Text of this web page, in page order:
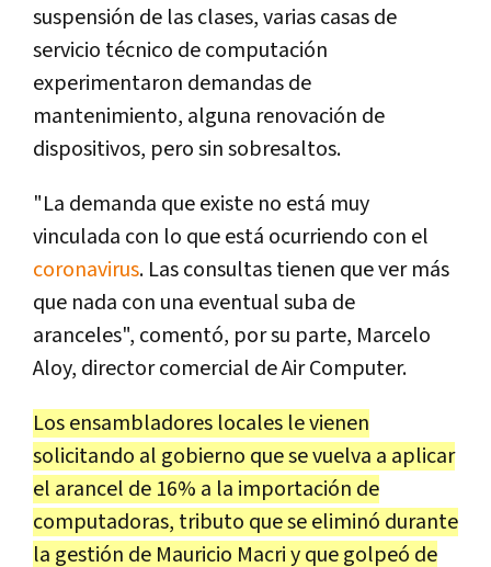
suspensión de las clases, varias casas de
servicio técnico de computación
experimentaron demandas de
mantenimiento, alguna renovación de
dispositivos, pero sin sobresaltos.
"La demanda que existe no está muy
vinculada con lo que está ocurriendo con el
coronavirus. Las consultas tienen que ver más
que nada con una eventual suba de
aranceles", comentó, por su parte, Marcelo
Aloy, director comercial de Air Computer.
Los ensambladores locales le vienen
solicitando al gobierno que se vuelva a aplicar
el arancel de 16% a la importación de
computadoras, tributo que se eliminó durante
la gestión de Mauricio Macri y que golpeó de